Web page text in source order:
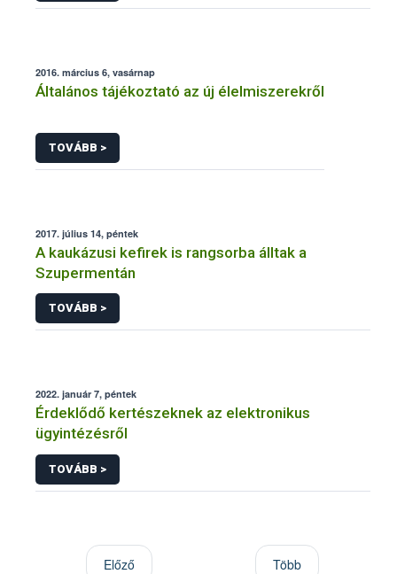
2016. március 6, vasárnap
Általános tájékoztató az új élelmiszerekről
TOVÁBB >
2017. július 14, péntek
A kaukázusi kefirek is rangsorba álltak a
Szupermentán
TOVÁBB >
2022. január 7, péntek
Érdeklődő kertészeknek az elektronikus
ügyintézésről
TOVÁBB >
Előző Több